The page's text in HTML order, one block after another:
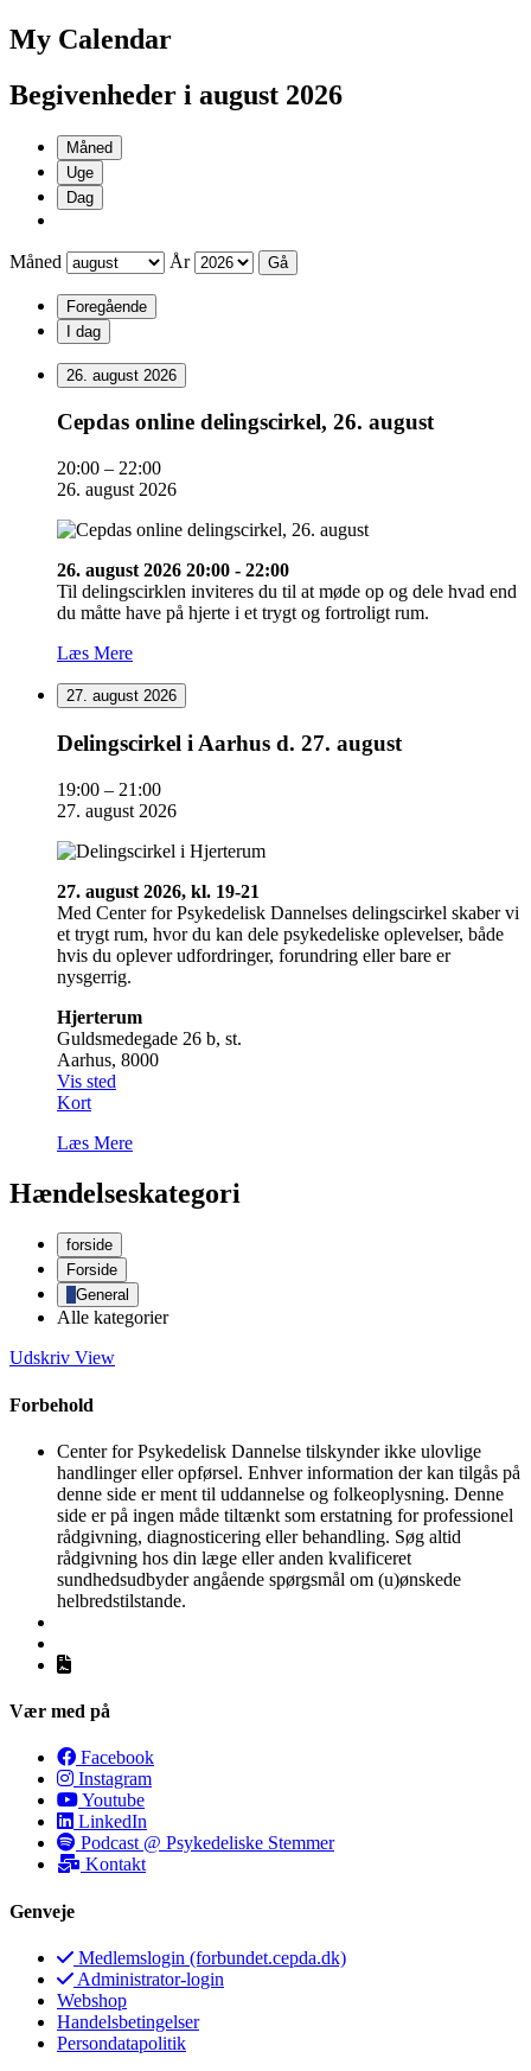
My Calendar
Begivenheder i august 2026
Måned
Uge
Dag
Måned År
Foregående
I dag
26. august 2026
Cepdas
online
delingscirkel,
26.
august
Cepdas online delingscirkel, 26. august
20:00 – 22:00
26. august 2026
26. august 2026 20:00 - 22:00
Til delingscirklen inviteres du til at møde op og dele hvad end
du måtte have på hjerte i et trygt og fortroligt rum.
Læs Mere
27. august 2026
Delingscirkel
Aarhus
d.
august
Delingscirkel i Aarhus d. 27. august
19:00 – 21:00
27. august 2026
27. august 2026, kl. 19-21
Med Center for Psykedelisk Dannelses delingscirkel skaber vi
et trygt rum, hvor du kan dele psykedeliske oplevelser, både
hvis du oplever udfordringer, forundring eller bare er
nysgerrig.
Hjerterum
Guldsmedegade 26 b, st.
Aarhus, 8000
Vis sted
KortHjerterum
Læs Mere
Hændelseskategori
forside
Forside
General
Alle kategorier
Udskriv View
Forbehold
Center for Psykedelisk Dannelse tilskynder ikke ulovlige
handlinger eller opførsel. Enhver information der kan tilgås på
denne side er ment til uddannelse og folkeoplysning. Denne
side er på ingen måde tiltænkt som erstatning for professionel
rådgivning, diagnosticering eller behandling. Søg altid
rådgivning hos din læge eller anden kvalificeret
sundhedsudbyder angående spørgsmål om (u)ønskede
helbredstilstande.
Vær med på
Facebook
Instagram
Youtube
LinkedIn
Podcast @ Psykedeliske Stemmer
Kontakt
Genveje
Medlemslogin (forbundet.cepda.dk)
Administrator-login
Webshop
Handelsbetingelser
Persondatapolitik